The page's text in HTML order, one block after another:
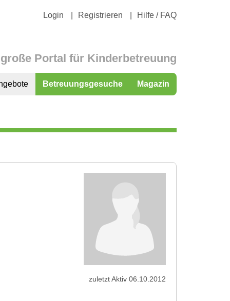
Login Registrieren Hilfe / FAQ
Portal für Kinderbetreuung
Betreuungsgesuche Magazin
zuletzt Aktiv 06.10.2012